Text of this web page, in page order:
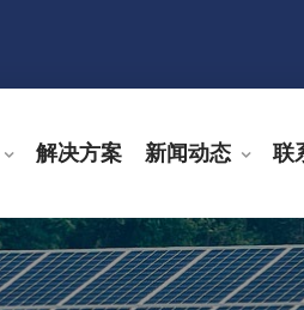
解决方案 新闻动态 联